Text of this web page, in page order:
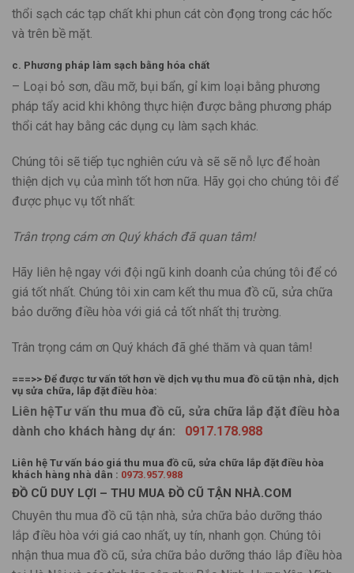
thổi sạch các tạp chất khi phun cát còn đọng trong các hốc
và trên bề mặt.
c. Phương pháp làm sạch bằng hóa chất
– Loại bỏ sơn, dầu mỡ, bụi bẩn, gỉ kim loại bằng phương
pháp tẩy acid khi không thực hiện được bằng phương pháp
thổi cát hay bằng các dụng cụ làm sạch khác.
Chúng tôi sẽ tiếp tục nghiên cứu và sẽ sẽ nỗ lực để hoàn
thiện dịch vụ của mình tốt hơn nữa. Hãy gọi cho chúng tôi để
được phục vụ tốt nhất:
Trân trọng cám ơn Quý khách đã quan tâm!
Hãy liên hệ ngay với đội ngũ kinh doanh của chúng tôi để có
giá tốt nhất. Chúng tôi xin cam kết thu mua đồ cũ, sửa chữa
bảo dưỡng điều hòa với giá cả tốt nhất thị trường.
Trân trọng cám ơn Quý khách đã ghé thăm và quan tâm!
===>> Để được tư vấn tốt hơn về dịch vụ thu mua đồ cũ tận nhà, dịch
vụ sửa chữa, lắp đặt điều hòa:
Liên hệTư vấn thu mua đồ cũ, sửa chữa lắp đặt điều hòa
dành cho khách hàng dự án:
0917.178.988
Liên hệ Tư vấn báo giá thu mua đồ cũ, sửa chữa lắp đặt điều hòa
khách hàng nhà dân : 0973.957.988
ĐỒ CŨ DUY LỢI – THU MUA ĐỒ CŨ TẬN NHÀ.COM
Chuyên thu mua đồ cũ tận nhà, sửa chữa bảo dưỡng tháo
lắp điều hòa với giá cao nhất, uy tín, nhanh gọn. Chúng tôi
nhận thua mua đồ cũ, sửa chữa bảo dưỡng tháo lắp điều hòa